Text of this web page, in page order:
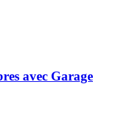
avec Garage